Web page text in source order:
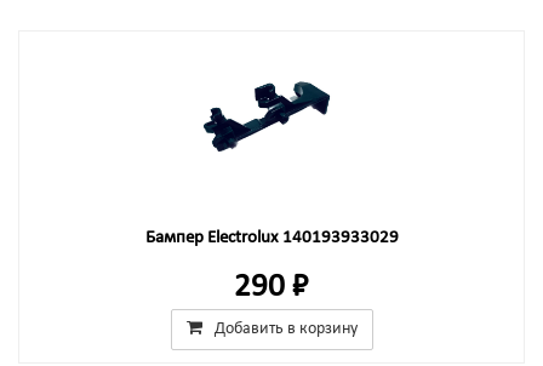
Бампер Electrolux 140193933029
290 ₽
Добавить в корзину